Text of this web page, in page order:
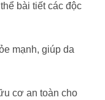
bài tiết các độc
mạnh, giúp da
cơ an toàn cho